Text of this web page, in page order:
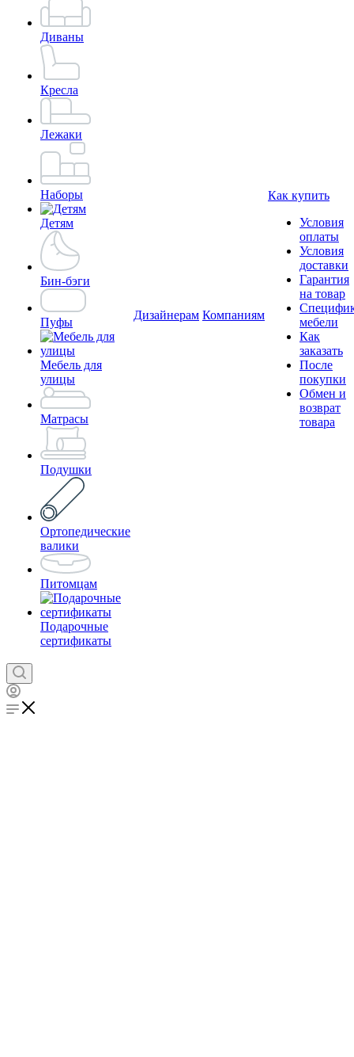
Диваны
Кресла
Лежаки
Наборы
Детям
Бин-бэги
Пуфы
Мебель для
улицы
Матрасы
Подушки
Ортопедические
валики
Питомцам
Подарочные
сертификаты
Дизайнерам Компаниям
Как купить
Условия
оплаты
Условия
доставки
Гарантия
на товар
мебели
Как
заказать
После
покупки
Обмен и
возврат
товара